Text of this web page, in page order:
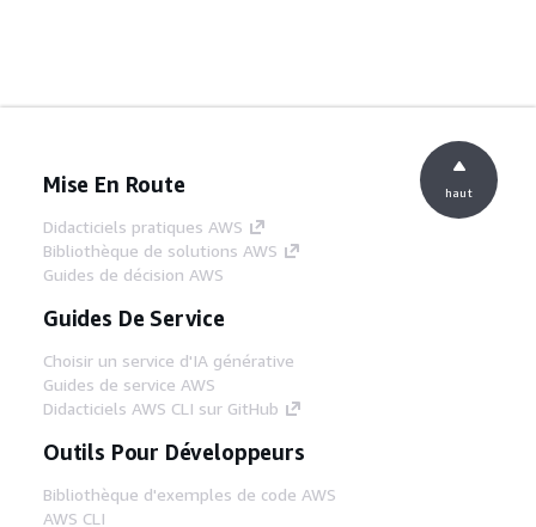
Mise En Route
Didacticiels pratiques AWS
Bibliothèque de solutions AWS
Guides de décision AWS
Guides De Service
Choisir un service d'IA générative
Guides de service AWS
Didacticiels AWS CLI sur GitHub
Outils Pour Développeurs
Bibliothèque d'exemples de code AWS
AWS CLI
haut